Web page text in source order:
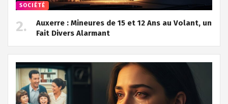
SOCIÉTÉ
Auxerre : Mineures de 15 et 12 Ans au Volant, un
Fait Divers Alarmant